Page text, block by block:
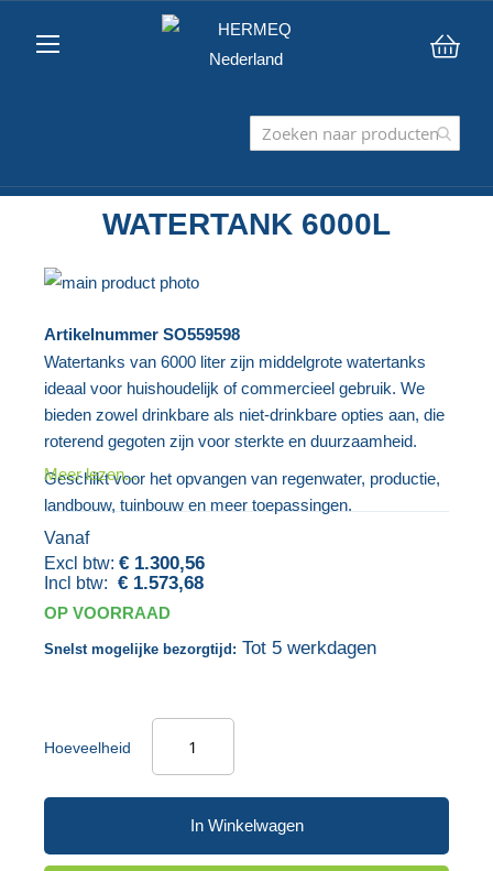
WATERTANK 6000L
Ga
het
einde
van
gallerij
naar
het
begin
afbeeldingen-
Artikelnummer SO559598
Watertanks van 6000 liter zijn middelgrote watertanks
ideaal voor huishoudelijk of commercieel gebruik. We
bieden zowel drinkbare als niet-drinkbare opties aan, die
roterend gegoten zijn voor sterkte en duurzaamheid.
Geschikt voor het opvangen van regenwater, productie,
landbouw, tuinbouw en meer toepassingen.
Meer lezen...
Vanaf
€ 1.300,56
€ 1.573,68
OP VOORRAAD
Snelst mogelijke bezorgtijd: Tot 5 werkdagen
Hoeveelheid
In Winkelwagen